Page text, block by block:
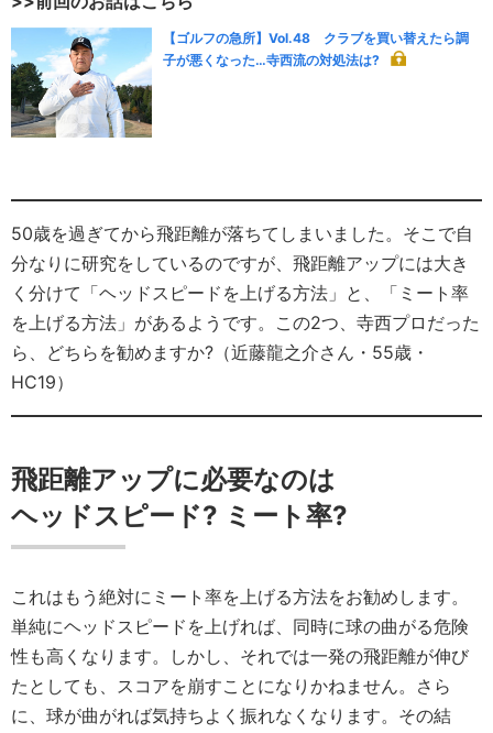
【ゴルフの急所】Vol.48 クラブを買い替えたら調
子が悪くなった…寺西流の対処法は?
50歳を過ぎてから飛距離が落ちてしまいました。そこで自
分なりに研究をしているのですが、飛距離アップには大き
く分けて「ヘッドスピードを上げる方法」と、「ミート率
を上げる方法」があるようです。この2つ、寺西プロだった
ら、どちらを勧めますか?（近藤龍之介さん・55歳・
HC19）
飛距離アップに必要なのは
ヘッドスピード? ミート率?
これはもう絶対にミート率を上げる方法をお勧めします。
単純にヘッドスピードを上げれば、同時に球の曲がる危険
性も高くなります。しかし、それでは一発の飛距離が伸び
たとしても、スコアを崩すことになりかねません。さら
に、球が曲がれば気持ちよく振れなくなります。その結